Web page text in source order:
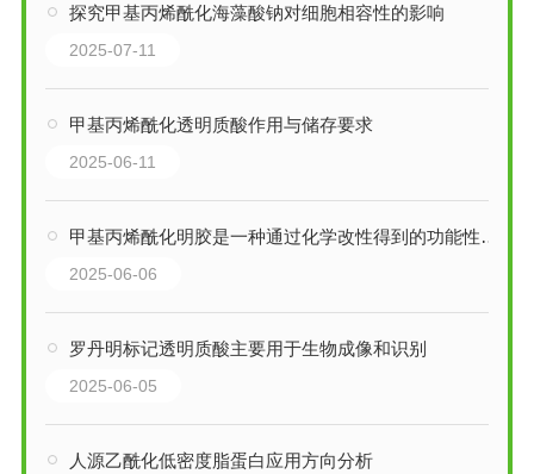
探究甲基丙烯酰化海藻酸钠对细胞相容性的影响
2025-07-11
甲基丙烯酰化透明质酸作用与储存要求
2025-06-11
甲基丙烯酰化明胶是一种通过化学改性得到的功能性生物材料
2025-06-06
罗丹明标记透明质酸主要用于生物成像和识别
2025-06-05
人源乙酰化低密度脂蛋白应用方向分析